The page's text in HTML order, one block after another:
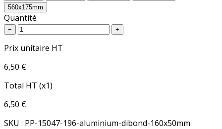
560x175mm
Quantité
− +
Prix unitaire HT
6,50 €
Total HT (x1)
6,50 €
SKU : PP-15047-196-aluminium-dibond-160x50mm